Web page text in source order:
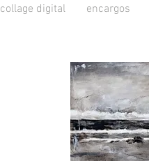
collage digital encargos